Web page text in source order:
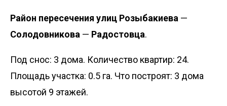
Район пересечения улиц Розыбакиева —
Солодовникова — Радостовца.
Под снос: 3 дома. Количество квартир: 24.
Площадь участка: 0.5 га. Что построят: 3 дома
высотой 9 этажей.